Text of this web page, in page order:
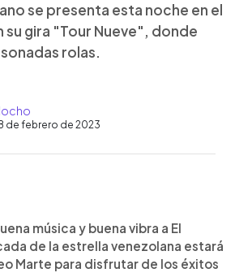
se presenta esta noche en el
su gira "Tour Nueve", donde
rolas.
de febrero de 2023
artículomúsica y buena vibra a El
de la estrella venezolana estará
Marte para disfrutar de los éxitos